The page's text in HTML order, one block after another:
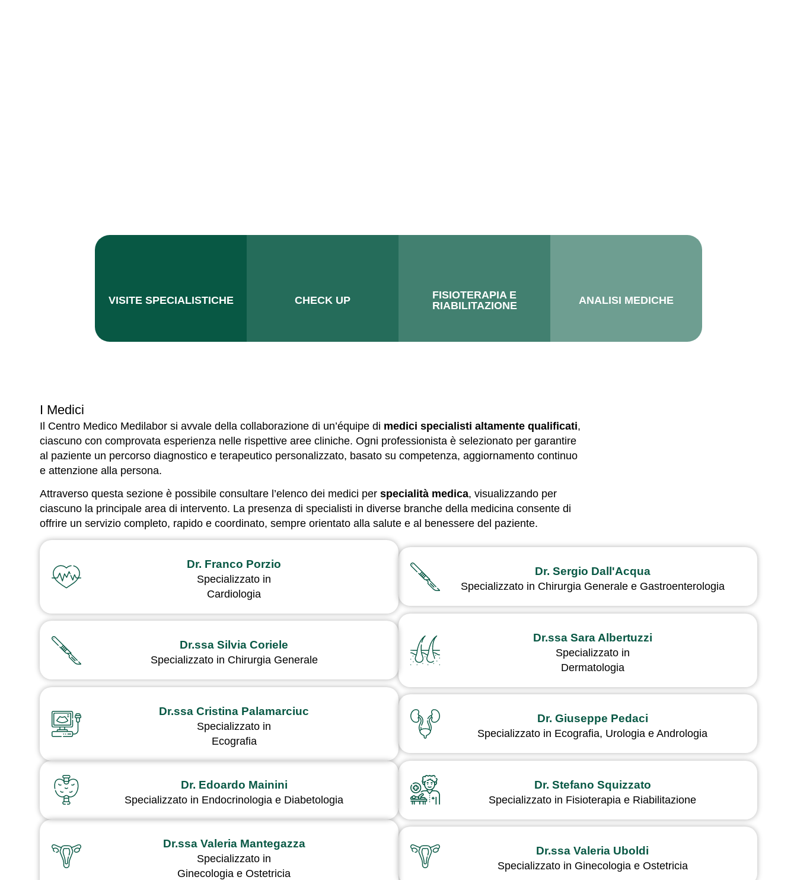
VISITE SPECIALISTICHE CHECK UP
FISIOTERAPIA E
RIABILITAZIONE
ANALISI MEDICHE
I Medici
Il Centro Medico Medilabor si avvale della collaborazione di un’équipe di medici specialisti altamente qualificati,
ciascuno con comprovata esperienza nelle rispettive aree cliniche. Ogni professionista è selezionato per garantire
al paziente un percorso diagnostico e terapeutico personalizzato, basato su competenza, aggiornamento continuo
e attenzione alla persona.
Attraverso questa sezione è possibile consultare l’elenco dei medici perspecialità medica, visualizzando per
ciascuno la principale area di intervento. La presenza di specialisti in diverse branche della medicina consente di
offrire un servizio completo, rapido e coordinato, sempre orientato alla salute e al benessere del paziente.
Dr. Franco Porzio
Specializzato in
Cardiologia
Dr. Sergio Dall'Acqua
Specializzato in Chirurgia Generale e Gastroenterologia
Dr.ssa Silvia Coriele
Specializzato in Chirurgia Generale
Dr.ssa Sara Albertuzzi
Specializzato in
Dermatologia
Dr.ssa Cristina Palamarciuc
Specializzato in
Ecografia
Dr. Giuseppe Pedaci
Specializzato in Ecografia, Urologia e Andrologia
Dr. Edoardo Mainini
Specializzato in Endocrinologia e Diabetologia
Dr. Stefano Squizzato
Specializzato in Fisioterapia e Riabilitazione
Dr.ssa Valeria Mantegazza
Specializzato in
Ginecologia e Ostetricia
Dr.ssa Valeria Uboldi
Specializzato in Ginecologia e Ostetricia